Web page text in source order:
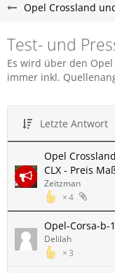
Opel Crossland
Test- und
Es wird über den
immer inkl.
Letzte Antwort
Opel
CLX - Preis
4
Zeitzman
Opel-Corsa-
3
Delilah